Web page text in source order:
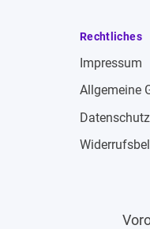
Rechtliches
Impressum
Allgemeine